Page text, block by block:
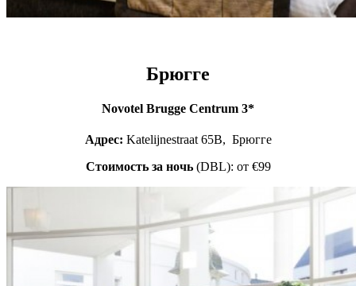
Брюгге
Novotel Brugge Centrum 3*
Адрес: Katelijnestraat 65B, Брюгге
Стоимость за ночь(DBL): от €99